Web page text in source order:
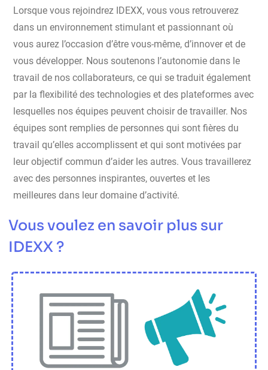
Lorsque vous rejoindrez IDEXX, vous vous retrouverez
dans un environnement stimulant et passionnant où
vous aurez l’occasion d’être vous-même, d’innover et de
vous développer. Nous soutenons l’autonomie dans le
travail de nos collaborateurs, ce qui se traduit également
par la flexibilité des technologies et des plateformes avec
lesquelles nos équipes peuvent choisir de travailler. Nos
équipes sont remplies de personnes qui sont fières du
travail qu’elles accomplissent et qui sont motivées par
leur objectif commun d’aider les autres. Vous travaillerez
avec des personnes inspirantes, ouvertes et les
meilleures dans leur domaine d’activité.
Vous voulez en savoir plus sur
IDEXX ?